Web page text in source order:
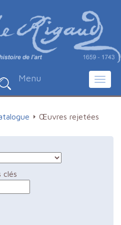
Menu
Œuvres rejetées
clés